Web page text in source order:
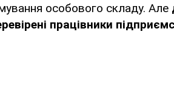
особового складу. Але
працівники